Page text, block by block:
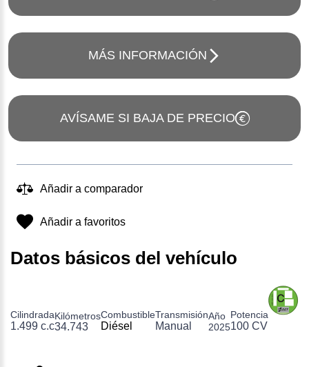
MÁS INFORMACIÓN
AVÍSAME SI BAJA DE PRECIO
Añadir a comparador
Añadir a favoritos
Datos básicos del vehículo
Cilindrada
1.499 c.c
Kilómetros
34.743
Combustible
Diésel
Transmisión
Manual
Año
2025
Potencia
100 CV